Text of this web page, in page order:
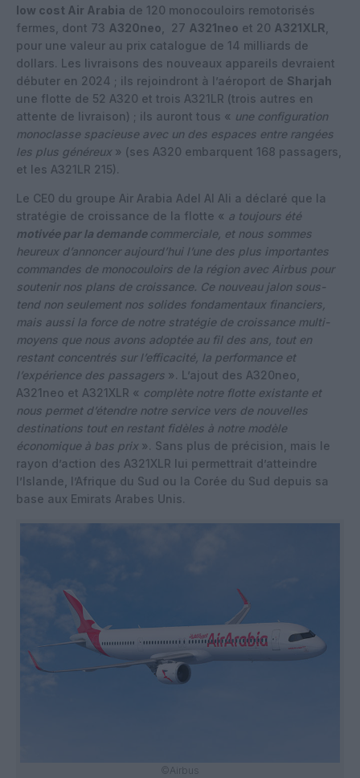
low cost Air Arabia de 120 monocouloirs remotorisés
fermes, dont 73 A320neo , 27 A321neo et 20 A321XLR
pour une valeur au prix catalogue de 14 milliards de
dollars. Les livraisons des nouveaux appareils devraient
débuter en 2024 ; ils rejoindront à l’aéroport de Sharjah
une flotte de 52 A320 et trois A321LR (trois autres en
attente de livraison) ; ils auront tous « une configuration
monoclasse spacieuse avec un des espaces entre rangées
les plus généreux » (ses A320 embarquent 168 passagers,
et les A321LR 215).
Le CE0 du groupe Air Arabia Adel Al Ali a déclaré que la
stratégie de croissance de la flotte « a toujours été
motivée par la demande commerciale, et nous sommes
heureux d’annoncer aujourd’hui l’une des plus importantes
commandes de monocouloirs de la région avec Airbus pour
soutenir nos plans de croissance. Ce nouveau jalon sous-
tend non seulement nos solides fondamentaux financiers,
mais aussi la force de notre stratégie de croissance multi-
moyens que nous avons adoptée au fil des ans, tout en
restant concentrés sur l’efficacité, la performance et
l’expérience des passagers ». L’ajout des A320neo,
A321neo et A321XLR « complète notre flotte existante et
nous permet d’étendre notre service vers de nouvelles
destinations tout en restant fidèles à notre modèle
économique à bas prix ». Sans plus de précision, mais le
rayon d’action des A321XLR lui permettrait d’atteindre
l’Islande, l’Afrique du Sud ou la Corée du Sud depuis sa
base aux Emirats Arabes Unis.
©Airbus